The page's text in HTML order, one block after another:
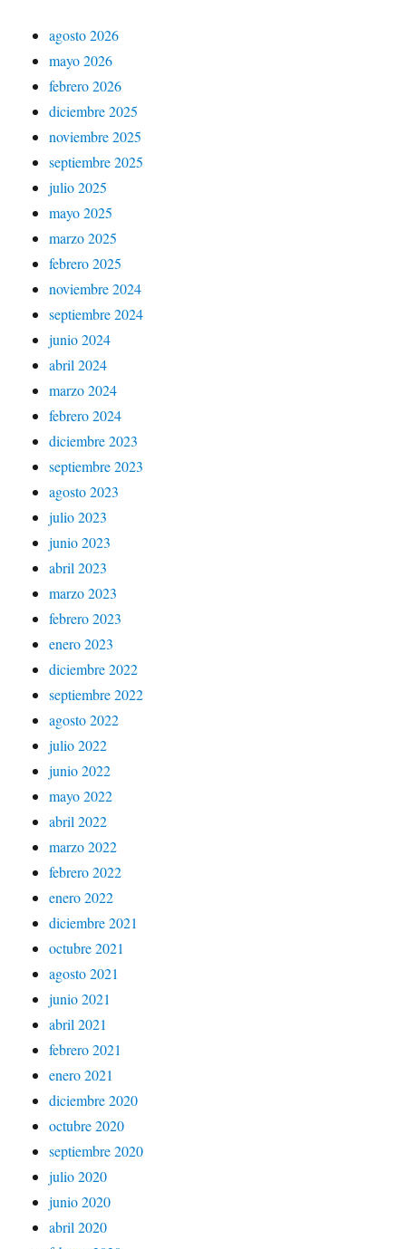
agosto 2026
mayo 2026
febrero 2026
diciembre 2025
noviembre 2025
septiembre 2025
julio 2025
mayo 2025
marzo 2025
febrero 2025
noviembre 2024
septiembre 2024
junio 2024
abril 2024
marzo 2024
febrero 2024
diciembre 2023
septiembre 2023
agosto 2023
julio 2023
junio 2023
abril 2023
marzo 2023
febrero 2023
enero 2023
diciembre 2022
septiembre 2022
agosto 2022
julio 2022
junio 2022
mayo 2022
abril 2022
marzo 2022
febrero 2022
enero 2022
diciembre 2021
octubre 2021
agosto 2021
junio 2021
abril 2021
febrero 2021
enero 2021
diciembre 2020
octubre 2020
septiembre 2020
julio 2020
junio 2020
abril 2020